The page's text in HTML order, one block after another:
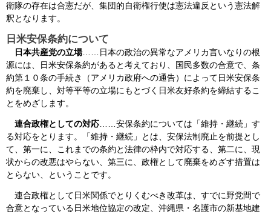
衛隊の存在は合憲だが、集団的自衛権行使は憲法違反という憲法解
釈となります。
日米安保条約について
日本共産党の立場……日本の政治の異常なアメリカ言いなりの根
源には、日米安保条約があると考えており、国民多数の合意で、条
約第１０条の手続き（アメリカ政府への通告）によって日米安保条
約を廃棄し、対等平等の立場にもとづく日米友好条約を締結するこ
とをめざします。
連合政権としての対応 ……安保条約については「維持・継続」す
る対応をとります。「維持・継続」とは、安保法制廃止を前提とし
て、第一に、これまでの条約と法律の枠内で対応する、第二に、現
状からの改悪はやらない、第三に、政権として廃棄をめざす措置は
とらない、ということです。
連合政権として日米関係でとりくむべき改革は、すでに野党間で
合意となっている日米地位協定の改定、沖縄県・名護市の新基地建